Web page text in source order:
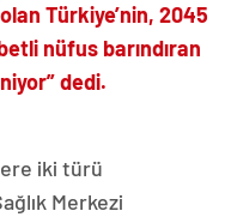
Türkiye’nin, 2045
nüfus barındıran
dedi.
iki türü
Merkezi